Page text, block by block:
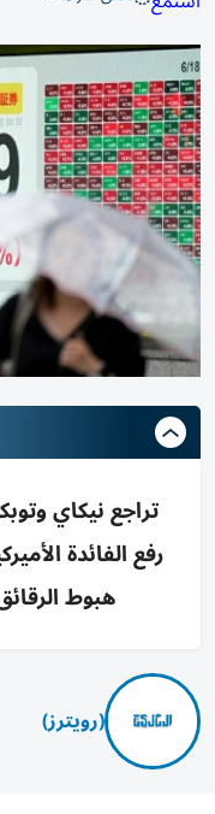
تراجع نيكاي
رفع الفائدة
هبوط
(رويترز)